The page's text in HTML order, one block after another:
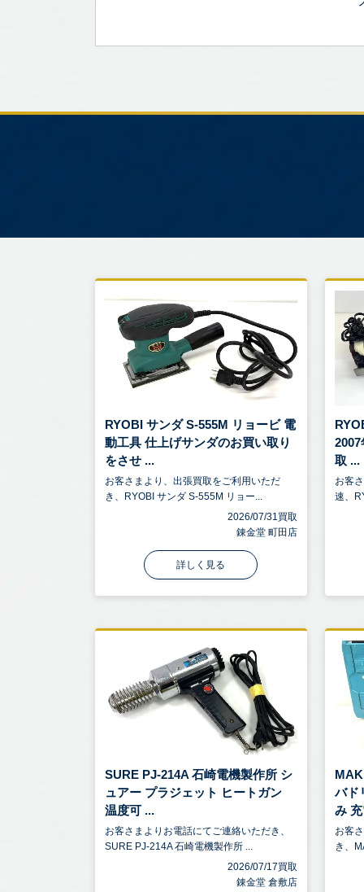
RYOBI サンダ S-555M リョービ 電
動工具 仕上げサンダのお買い取り
をさせ ...
お客さまより、出張買取をご利用いただ
き、RYOBI サンダ S-555M リョー...
2026/07/31買取
錬金堂 町田店
詳しく見る
取 ...
お客
速、
SURE PJ-214A 石崎電機製作所 シ
ュアー プラジェット ヒートガン
温度可 ...
お客さまよりお電話にてご連絡いただき、
SURE PJ-214A 石崎電機製作所 ...
2026/07/17買取
錬金堂 倉敷店
バド
み
お客
き、